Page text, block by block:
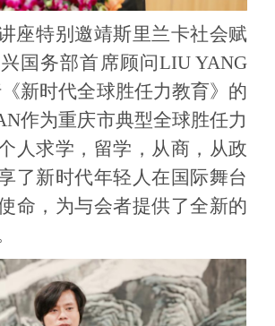
座特别邀靖斯里兰卡社会赋
国务部首席顾问LIU YANG
新时代全球胜任力教育》的
作为重庆市典型全球胜任力
人求学，留学，从商，从政
了新时代年轻人在国际舞台
命，为与会者提供了全新的